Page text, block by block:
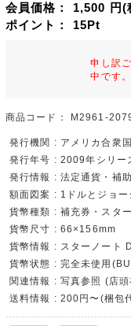
会員価格： 1,500 円(
ポイント： 15Pt
申し訳
中です。
商品コード： M2961-
発行機関 : アメリカ合衆
発行年号 : 2009年シリー
発行情報 : 法定通貨・補
額面図案 : 1ドルとジョー
貨幣種類 : 補充券・スタ
貨幣尺寸 : 66×156mm
貨幣情報 : スターノート
貨幣状態 : 完全未使用
関連情報 : 写真参照 (店頭
送料情報 : 200円〜(梱包